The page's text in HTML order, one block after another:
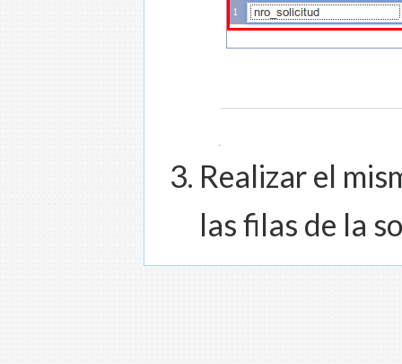
Realizar el
las filas de la